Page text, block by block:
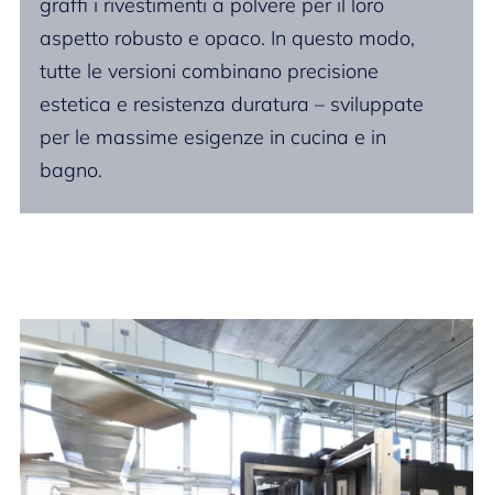
graffi i rivestimenti a polvere per il loro
aspetto robusto e opaco. In questo modo,
tutte le versioni combinano precisione
estetica e resistenza duratura – sviluppate
per le massime esigenze in cucina e in
bagno.